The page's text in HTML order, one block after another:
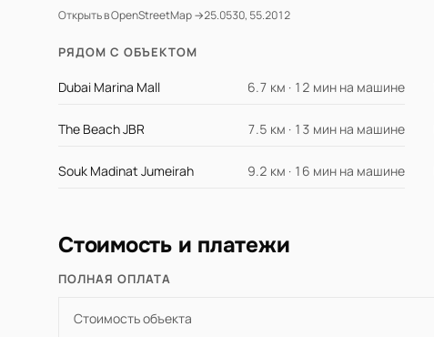
Открыть в OpenStreetMap →25.0530, 55.2012
РЯДОМ С ОБЪЕКТОМ
Dubai Marina Mall 6.7 км · 12 мин на машине
The Beach JBR 7.5 км · 13 мин на машине
Souk Madinat Jumeirah 9.2 км · 16 мин на машине
Стоимость и платежи
ПОЛНАЯ ОПЛАТА
Стоимость объекта